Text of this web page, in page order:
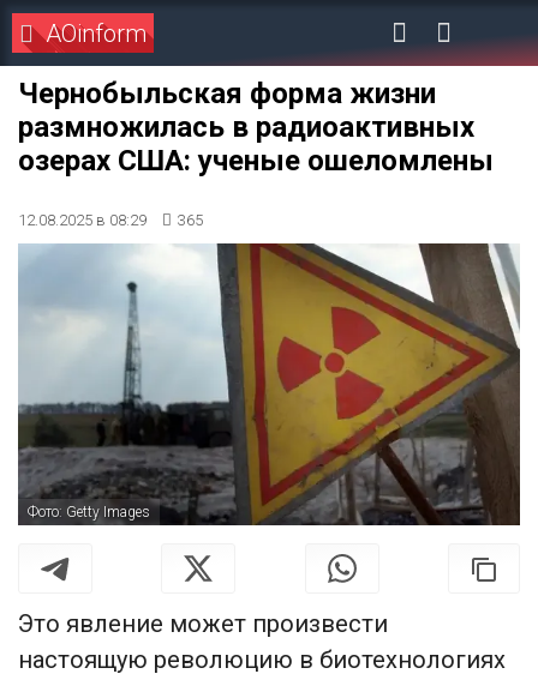
AOinform
Чернобыльская форма жизни
размножилась в радиоактивных
озерах США: ученые ошеломлены
12.08.2025 в 08:29 365
Фото: Getty Images
Это явление может произвести
настоящую революцию в биотехнологиях